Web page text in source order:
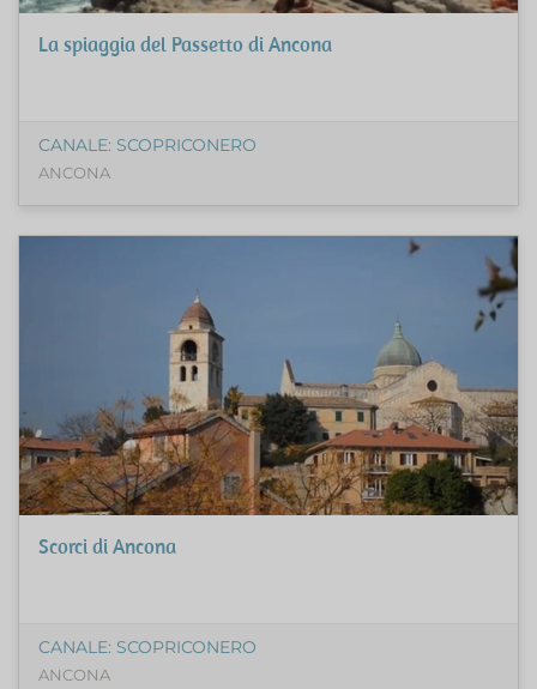
La spiaggia del Passetto di Ancona
CANALE: SCOPRICONERO
ANCONA
Scorci di Ancona
CANALE: SCOPRICONERO
ANCONA